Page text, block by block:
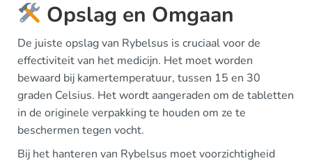
Opslag en Omgaan
De juiste opslag van Rybelsus is cruciaal voor de
effectiviteit van het medicijn. Het moet worden
bewaard bij kamertemperatuur, tussen 15 en 30
graden Celsius. Het wordt aangeraden om de tabletten
in de originele verpakking te houden om ze te
beschermen tegen vocht.
Bij het hanteren van Rybelsus moet voorzichtigheid